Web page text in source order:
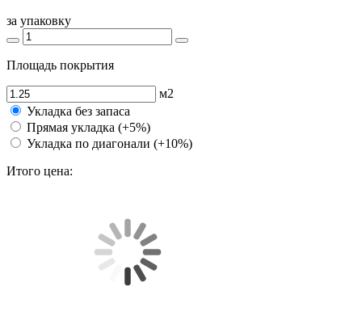
за упаковку
Площадь покрытия
м2
Укладка без запаса
Прямая укладка (+5%)
Укладка по диагонали (+10%)
Итого цена: